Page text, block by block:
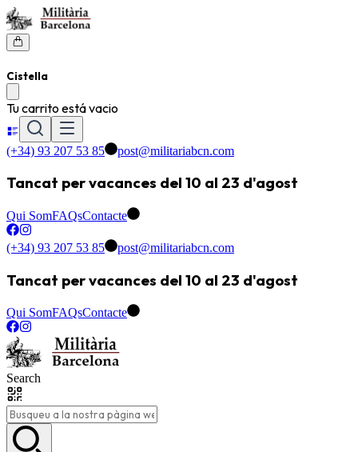
Cistella
Tu carrito está vacio
(+34) 93 207 53 85 post@militariabcn.com
Tancat per vacances del 10 al 23 d'agost
Qui SomFAQsContacte
(+34) 93 207 53 85 post@militariabcn.com
Tancat per vacances del 10 al 23 d'agost
Qui SomFAQsContacte
Search